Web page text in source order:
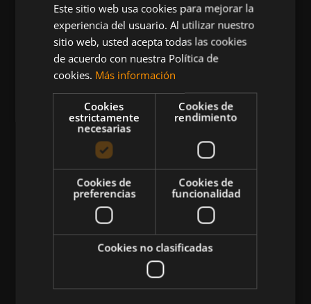
Queremos mantenerte al día en temas de
deportes, fitness, nutrición, salud, recetas
saludables y tecnología aplicada al deporte y la
vida sana.
CATEGORÍAS
Ciclismo
Este sitio web usa cookies para mejorar la
experiencia del usuario. Al utilizar nuestro
sitio web, usted acepta todas las cookies
de acuerdo con nuestra Política de
cookies. Más información
Cookies
estrictamente
necesarias
Cookies de
rendimiento
Cookies de
preferencias
Cookies de
funcionalidad
Cookies no clasificadas